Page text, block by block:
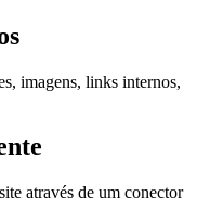
imagens, links internos,
através de um conector